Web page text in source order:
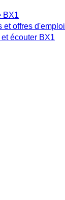
BX1
et offres d'emploi
écouter BX1